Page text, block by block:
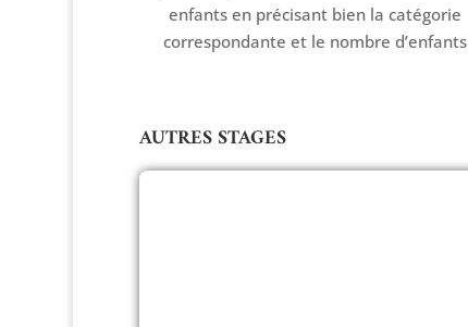
enfants en précisant bien la catégorie
correspondante et le nombre d’enfants
AUTRES STAGES